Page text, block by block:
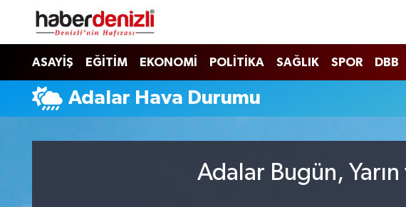
ASAYİŞ EĞİTİM EKONOMİ POLİTİKA SAĞLIK SPOR DBB
Adalar Hava Durumu
Adalar Bugün,
Denizli Nöbetçi Eczaneler
Denizli Hava Durumu